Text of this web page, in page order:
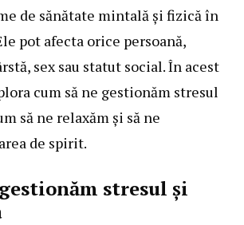
de sănătate mintală și fizică în
pot afecta orice persoană,
sex sau statut social. În acest
cum să ne gestionăm stresul
să ne relaxăm și să ne
de spirit.
stresul și